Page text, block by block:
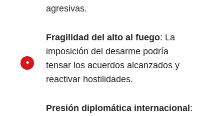
agresivas.
Fragilidad del alto al fuego: La
imposición del desarme podría
tensar los acuerdos alcanzados y
reactivar hostilidades.
Presión diplomática internacional: